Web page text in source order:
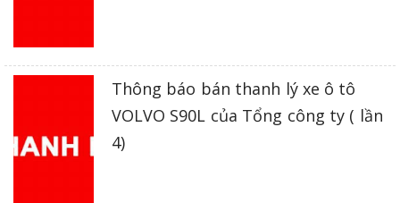
Thông báo bán thanh lý xe ô tô
VOLVO S90L của Tổng công ty ( lần
4)